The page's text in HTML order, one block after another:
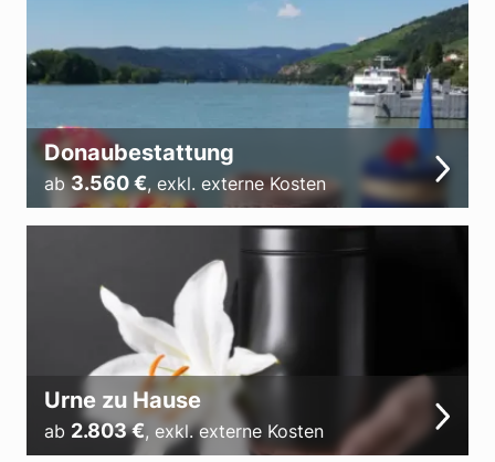
Donaubestattung
ab3.560€, exkl. externe Kosten
Urne zu Hause
ab 2.803€, exkl. externe Kosten